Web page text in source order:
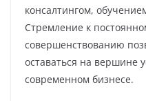
консалтингом,
Стремление к
совершенствованию
оставаться на вершине
современном бизнесе.